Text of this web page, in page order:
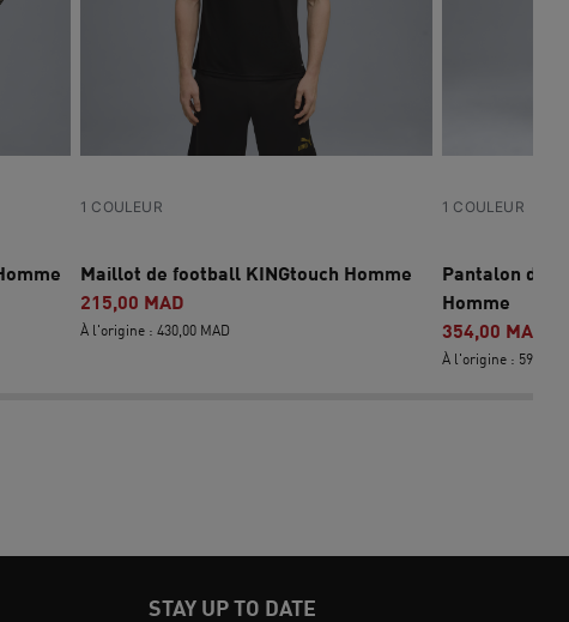
1 COULEUR
Maillot de football KINGtouch Homme
215,00 MAD
À l'origine : 430,00 MAD
1 COULEUR
Pantalon de
Homme
354,00 MAD
À l'origine : 590,00
STAY UP TO DATE